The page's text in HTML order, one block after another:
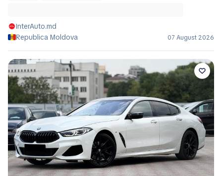
InterAuto.md
Republica Moldova
07 August 2026